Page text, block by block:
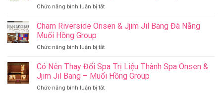
Chức năng bình luận bị tắtở
Những
Ý
Cho
Sức
–
Cham Riverside Onsen & Jjim Jil Bang Đà Nẵng
Muối Hồng Group
Chức năng bình luận bị tắtở
Riverside
Onsen
&
Jjim
Có Nên Thay Đổi Spa Trị Liệu Thành Spa Onsen &
Jjim Jil Bang – Muối Hồng Group
Chức năng bình luận bị tắtở